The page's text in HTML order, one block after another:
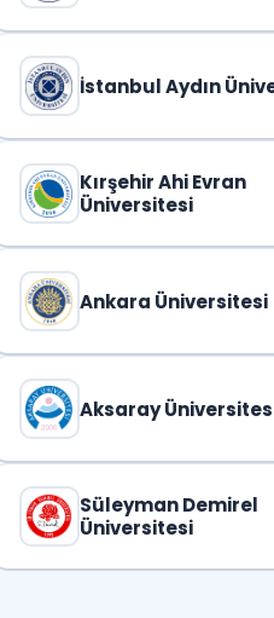
İstanbul Aydın
Kırşehir Ahi Evran
Üniversitesi
Ankara Üniversitesi
Aksaray
Süleyman Demirel
Üniversitesi